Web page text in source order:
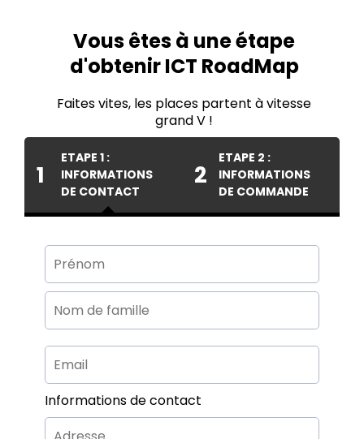
Vous êtes à une étape
d'obtenir ICT RoadMap
Faites vites, les places partent à vitesse
grand V !
1
ETAPE 1 :
INFORMATIONS
DE CONTACT
2
ETAPE 2 :
INFORMATIONS
DE COMMANDE
Informations de contact